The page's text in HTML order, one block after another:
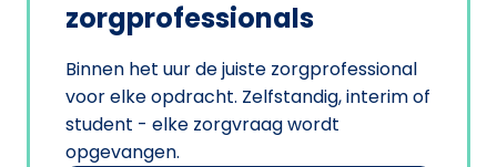
zorgprofessionals
Binnen het uur de juiste zorgprofessional
voor elke opdracht. Zelfstandig, interim of
student - elke zorgvraag wordt
opgevangen.